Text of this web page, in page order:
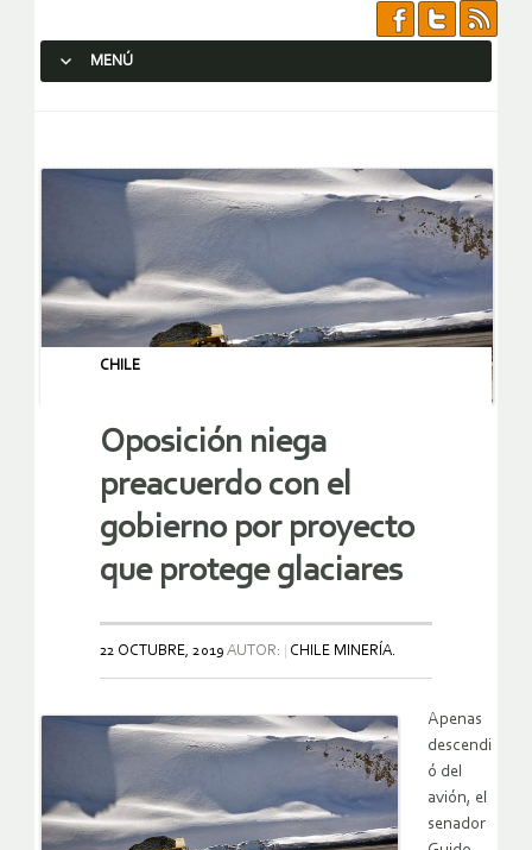
MENÚ
CHILE
Oposición niega
preacuerdo con el
gobierno por proyecto
que protege glaciares
22 OCTUBRE, 2019 AUTOR: CHILE MINERÍA.
Apenas
descendi
ó del
avión, el
senador